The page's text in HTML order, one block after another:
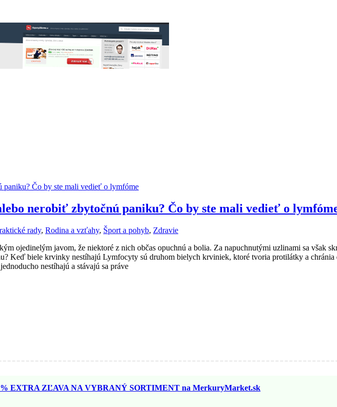
nerobiť zbytočnú paniku? Čo by ste mali vedieť o
rady, Rodina a vzťahy, Šport a pohyb, Zdravie
ojedinelým javom, že niektoré z nich občas opuchnú a bolia. Za napuchnutými uzlinami sa však
Keď biele krvinky nestíhajú Lymfocyty sú druhom bielych krviniek, ktoré tvoria protilátky a chránia
nestíhajú a stávajú sa práve
EXTRA ZĽAVA NA VYBRANÝ SORTIMENT na MerkuryMarket.sk